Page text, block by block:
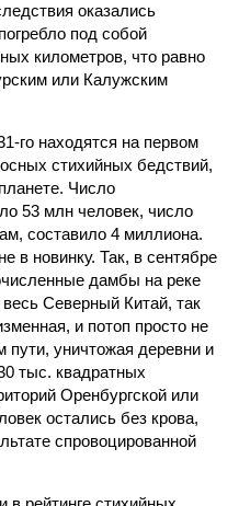
оказались
под собой
километров, что равно
или Калужским
го находятся на первом
стихийных бедствий,
Число
53 млн человек, число
составило 4 миллиона.
в новинку. Так, в сентябре
дамбы на реке
Северный Китай, так
и потоп просто не
пути, уничтожая деревни и
тыс. квадратных
Оренбургской или
остались без крова,
спровоцированной